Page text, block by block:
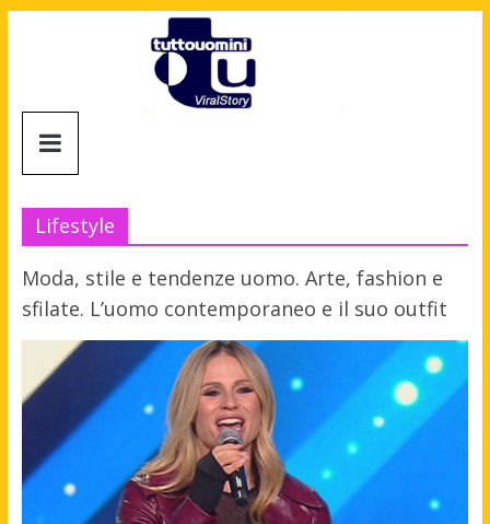
Tuttouomini
Tv,
Cinema,
gay
news
e
moda
maschile
Lifestyle
Moda, stile e tendenze uomo. Arte, fashion e
sfilate. L’uomo contemporaneo e il suo outfit